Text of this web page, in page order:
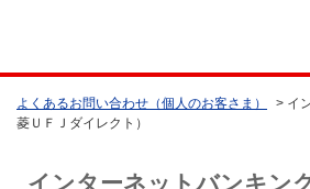
よくあるお問い合わせ（個人のお客さま） > イ
菱ＵＦＪダイレクト）
インターネットバンキン